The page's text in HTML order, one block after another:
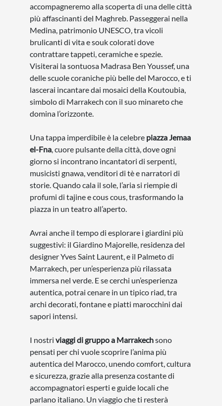
accompagneremo alla scoperta di una delle città
più affascinanti del Maghreb. Passeggerai nella
Medina, patrimonio UNESCO, tra vicoli
brulicanti di vita e souk colorati dove
contrattare tappeti, ceramiche e spezie.
Visiterai la sontuosa Madrasa Ben Youssef, una
delle scuole coraniche più belle del Marocco, e ti
lascerai incantare dai mosaici della Koutoubia,
simbolo di Marrakech con il suo minareto che
domina l’orizzonte.
Una tappa imperdibile è la celebre piazza Jemaa
el-Fna, cuore pulsante della città, dove ogni
giorno si incontrano incantatori di serpenti,
musicisti gnawa, venditori di tè e narratori di
storie. Quando cala il sole, l’aria si riempie di
profumi di tajine e cous cous, trasformando la
piazza in un teatro all’aperto.
Avrai anche il tempo di esplorare i giardini più
suggestivi: il Giardino Majorelle, residenza del
designer Yves Saint Laurent, e il Palmeto di
Marrakech, per un’esperienza più rilassata
immersa nel verde. E se cerchi un’esperienza
autentica, potrai cenare in un tipico riad, tra
archi decorati, fontane e piatti marocchini dai
sapori intensi.
I nostri viaggi di gruppo a Marrakechsono
pensati per chi vuole scoprire l’anima più
autentica del Marocco, unendo comfort, cultura
e sicurezza, grazie alla presenza costante di
accompagnatori esperti e guide locali che
parlano italiano. Un viaggio che ti resterà